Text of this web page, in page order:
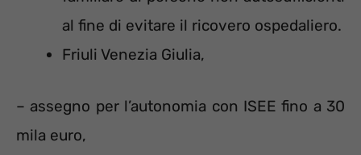
al fine di evitare il ricovero ospedaliero.
Friuli Venezia Giulia,
– assegno per l’autonomia con ISEE fino a 30
mila euro,